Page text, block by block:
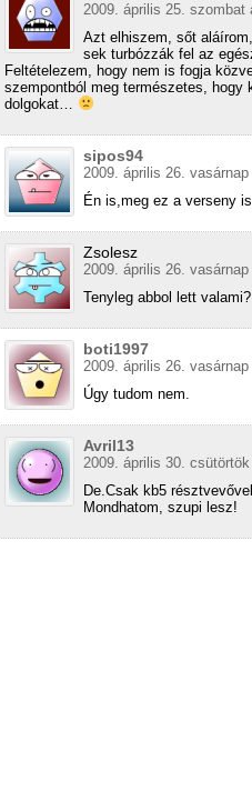
2009. április 25. szombat
Azt elhiszem, sőt
sek turbózzák fel az
Feltételezem, hogy nem is fogja
szempontból meg természetes,
dolgokat…
sipos94
2009. április 26.
Én is,meg ez a verseny
Zsolesz
2009. április 26.
Tenyleg abbol lett valami?
boti1997
2009. április 26.
Úgy tudom nem.
Avril13
2009. április 30.
De.Csak kb5
Mondhatom, szupi lesz!